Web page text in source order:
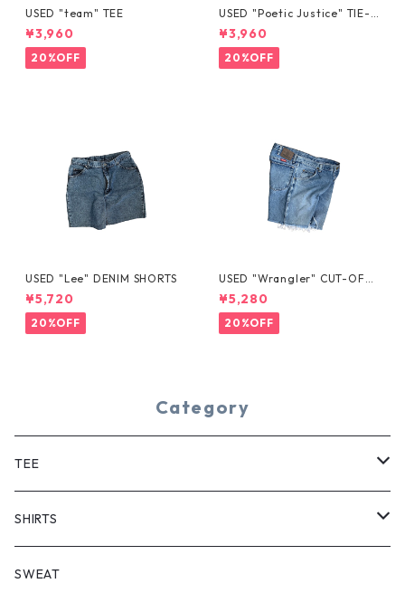
USED "team" TEE
¥3,960
20%OFF
USED "Poetic Justice" TIE-D
YE TEE
¥3,960
20%OFF
USED "Lee" DENIM SHORTS
¥5,720
20%OFF
USED "Wrangler" CUT-OFF
DENIM SHORTS
¥5,280
20%OFF
Category
TEE
SHORT SLEEVE
LONG SLEEVE
SHIRTS
SHORT SLEEVE
SWEAT